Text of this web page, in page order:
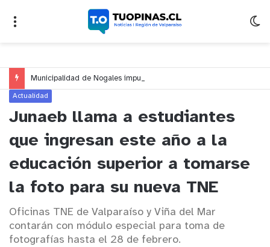
Actualidad
Junaeb llama a estudiantes
que ingresan este año a la
educación superior a tomarse
la foto para su nueva TNE
Oficinas TNE de Valparaíso y Viña del Mar
contarán con módulo especial para toma de
fotografías hasta el 28 de febrero.